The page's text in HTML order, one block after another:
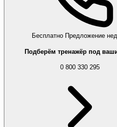
Бесплатно Предложение
Подберём тренажёр под
0 800 330 295